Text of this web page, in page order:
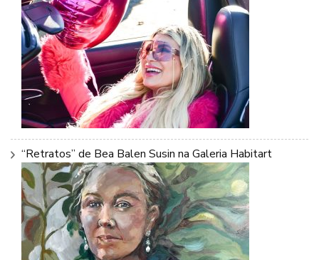
“Retratos” de Bea Balen Susin na Galeria Habitart